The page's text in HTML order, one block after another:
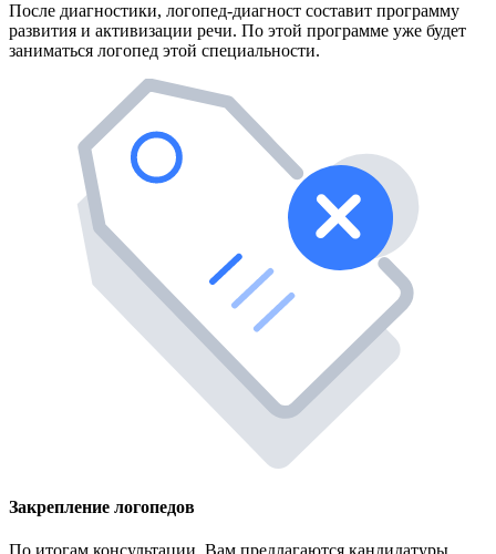
После диагностики, логопед-диагност составит программу
развития и активизации речи. По этой программе уже будет
заниматься логопед этой специальности.
Закрепление логопедов
По итогам консультации, Вам предлагаются кандидатуры